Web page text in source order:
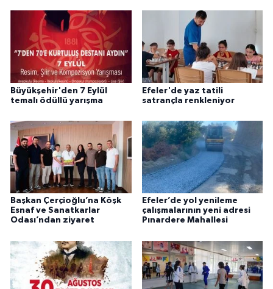
Büyükşehir'den 7 Eylül
temalı ödüllü yarışma
Efeler'de yaz tatili
satrançla renkleniyor
Başkan Çerçioğlu’na Köşk
Esnaf ve Sanatkarlar
Odası’ndan ziyaret
Efeler’de yol yenileme
çalışmalarının yeni adresi
Pınardere Mahallesi